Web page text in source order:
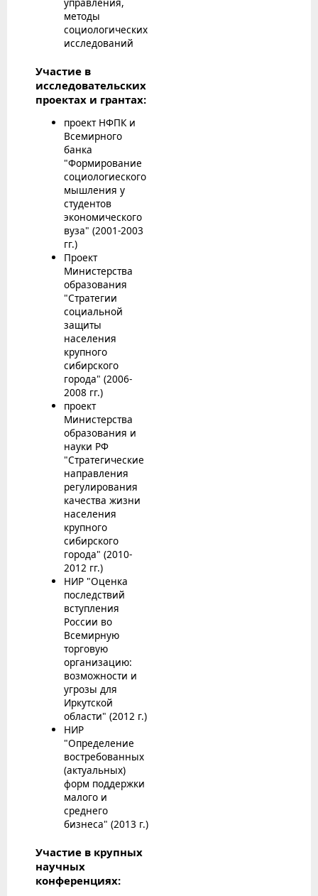
методы
социологических
исследований
Участие в
исследовательских
проектах и грантах:
проект НФПК и
Всемирного
банка
"Формирование
социологиеского
мышления у
студентов
экономического
вуза" (2001-2003
гг.)
Проект
Министерства
образования
"Стратегии
социальной
защиты
населения
крупного
сибирского
города" (2006-
2008 гг.)
проект
Министерства
образования и
науки РФ
"Стратегические
направления
регулирования
качества жизни
населения
крупного
сибирского
города" (2010-
2012 гг.)
НИР "Оценка
последствий
вступления
России во
Всемирную
торговую
организацию:
возможности и
угрозы для
Иркутской
области" (2012 г.)
НИР
"Определение
востребованных
(актуальных)
форм поддержки
малого и
среднего
бизнеса" (2013 г.)
Участие в крупных
научных
конференциях: